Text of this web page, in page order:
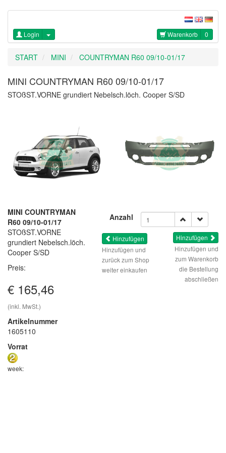
Login Warenkorb 0
START MINI COUNTRYMAN R60 09/10-01/17
MINI COUNTRYMAN R60 09/10-01/17
STOßST.VORNE grundiert Nebelsch.löch. Cooper S/SD
MINI COUNTRYMAN
R60 09/10-01/17
STOßST.VORNE
grundiert Nebelsch.löch.
Cooper S/SD
Preis:
€ 165,46
(inkl. MwSt.)
Artikelnummer
1605110
Vorrat
week:
Anzahl
Hinzufügen
Hinzufügen und
zurück zum Shop
weiter einkaufen
Hinzufügen
Hinzufügen und
zum Warenkorb
die Bestellung
abschließen